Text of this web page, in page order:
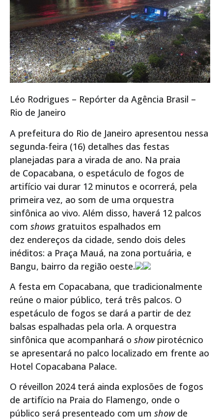
Léo Rodrigues – Repórter da Agência Brasil –
Rio de Janeiro
A prefeitura do Rio de Janeiro apresentou nessa
segunda-feira (16) detalhes das festas
planejadas para a virada de ano. Na praia
de Copacabana, o espetáculo de fogos de
artifício vai durar 12 minutos e ocorrerá, pela
primeira vez, ao som de uma orquestra
sinfônica ao vivo. Além disso, haverá 12 palcos
com shows gratuitos espalhados em
dez endereços da cidade, sendo dois deles
inéditos: a Praça Mauá, na zona portuária, e
Bangu, bairro da região oeste.
A festa em Copacabana, que tradicionalmente
reúne o maior público, terá três palcos. O
espetáculo de fogos se dará a partir de dez
balsas espalhadas pela orla. A orquestra
sinfônica que acompanhará o showpirotécnico
se apresentará no palco localizado em frente ao
Hotel Copacabana Palace.
O réveillon 2024 terá ainda explosões de fogos
de artifício na Praia do Flamengo, onde o
público será presenteado com um showde